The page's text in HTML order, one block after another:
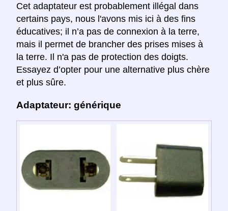
Cet adaptateur est probablement illégal dans
certains pays, nous l'avons mis ici à des fins
éducatives; il n’a pas de connexion à la terre,
mais il permet de brancher des prises mises à
la terre. Il n'a pas de protection des doigts.
Essayez d’opter pour une alternative plus chère
et plus sûre.
Adaptateur: générique